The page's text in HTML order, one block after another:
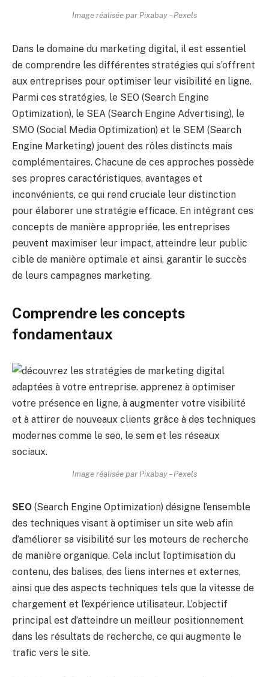
Image réalisée par Pixabay – Pexels
Dans le domaine du marketing digital, il est essentiel
de comprendre les différentes stratégies qui s’offrent
aux entreprises pour optimiser leur visibilité en ligne.
Parmi ces stratégies, le SEO (Search Engine
Optimization), le SEA (Search Engine Advertising), le
SMO (Social Media Optimization) et le SEM (Search
Engine Marketing) jouent des rôles distincts mais
complémentaires. Chacune de ces approches possède
ses propres caractéristiques, avantages et
inconvénients, ce qui rend cruciale leur distinction
pour élaborer une stratégie efficace. En intégrant ces
concepts de manière appropriée, les entreprises
peuvent maximiser leur impact, atteindre leur public
cible de manière optimale et ainsi, garantir le succès
de leurs campagnes marketing.
Comprendre les concepts
fondamentaux
Image réalisée par Pixabay – Pexels
SEO (Search Engine Optimization) désigne l’ensemble
des techniques visant à optimiser un site web afin
d’améliorer sa visibilité sur les moteurs de recherche
de manière organique. Cela inclut l’optimisation du
contenu, des balises, des liens internes et externes,
ainsi que des aspects techniques tels que la vitesse de
chargement et l’expérience utilisateur. L’objectif
principal est d’atteindre un meilleur positionnement
dans les résultats de recherche, ce qui augmente le
trafic vers le site.